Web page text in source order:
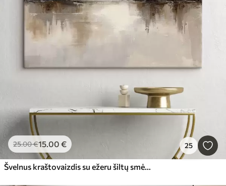
25.00€15.00 € 25
Švelnus kraštovaizdis su ežeru šiltų smėlio-pilkų atspalvių